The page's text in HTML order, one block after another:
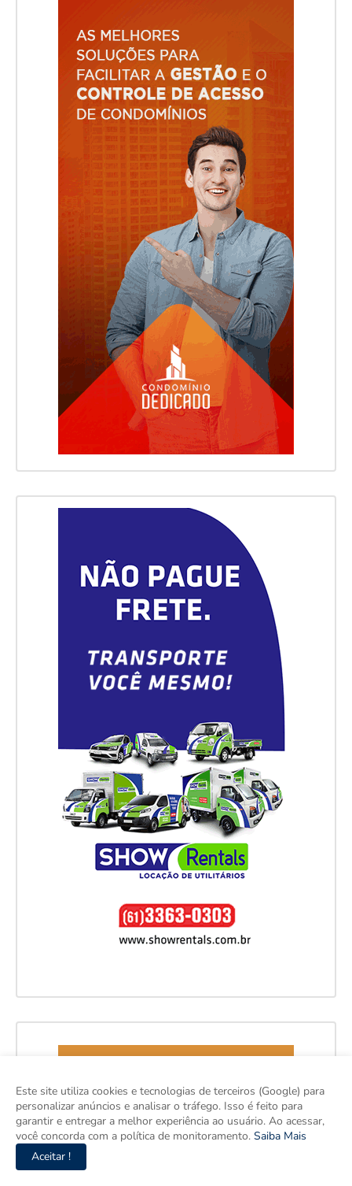
Este site utiliza cookies e tecnologias de terceiros (Google) para
personalizar anúncios e analisar o tráfego. Isso é feito para
garantir e entregar a melhor experiência ao usuário. Ao acessar,
você concorda com a política de monitoramento. Saiba Mais
Aceitar !